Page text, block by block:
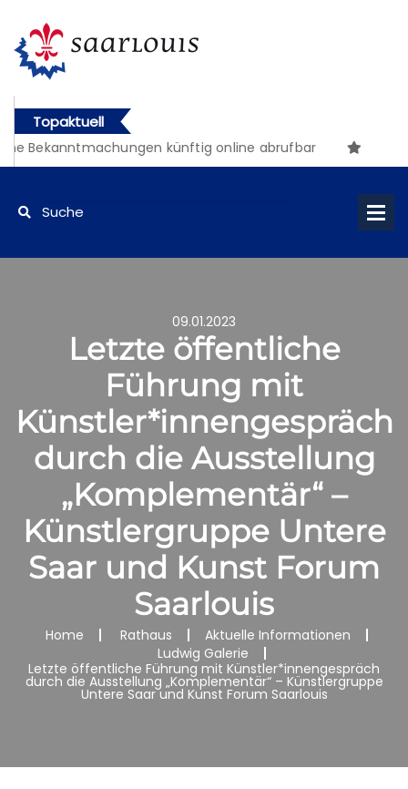
Topaktuell
Bekanntmachungen künftig online abrufbar
09.01.2023
Letzte öffentliche
Führung mit
Künstler*innengespräch
durch die Ausstellung
„Komplementär“ –
Künstlergruppe Untere
Saar und Kunst Forum
Saarlouis
Home Rathaus
Aktuelle Informationen
Ludwig Galerie
Letzte öffentliche Führung mit Künstler*innengespräch
durch die Ausstellung „Komplementär“ – Künstlergruppe
Untere Saar und Kunst Forum Saarlouis